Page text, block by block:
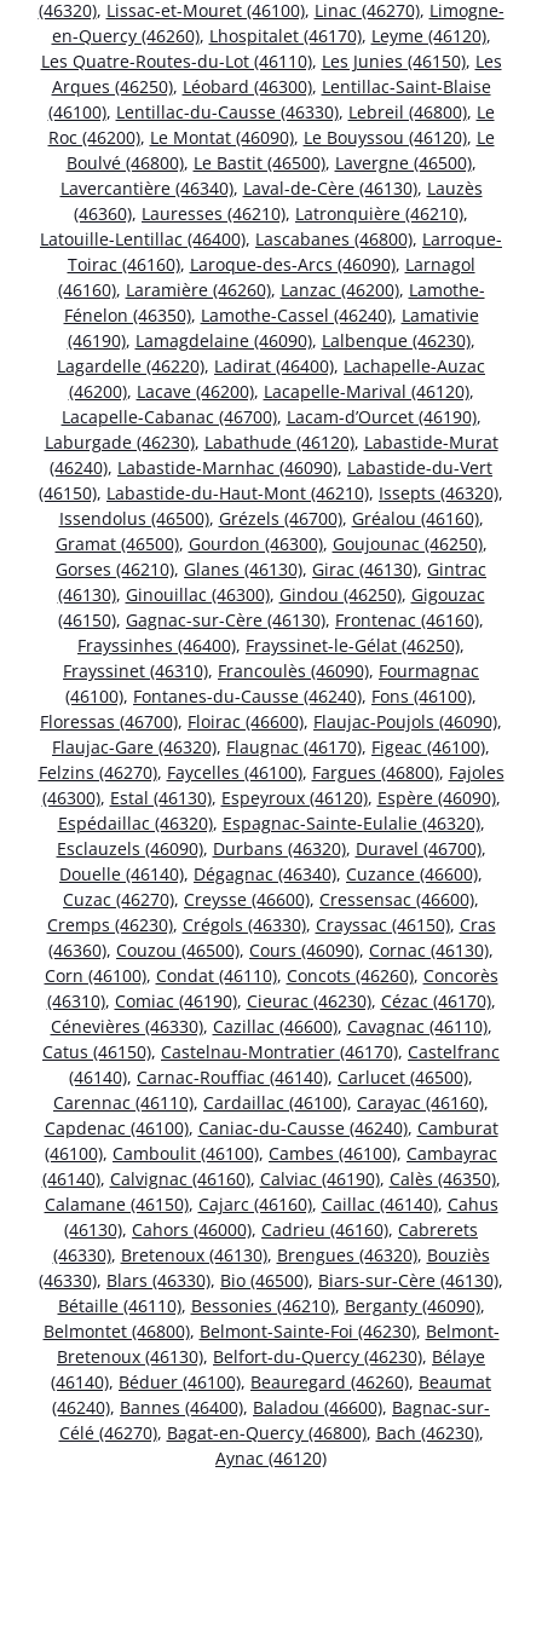
(46320), Lissac-et-Mouret (46100), Linac (46270), Limogne-
en-Quercy (46260), Lhospitalet (46170), Leyme (46120),
Les Quatre-Routes-du-Lot (46110), Les Junies (46150), Les
Arques (46250), Léobard (46300), Lentillac-Saint-Blaise
(46100), Lentillac-du-Causse (46330), Lebreil (46800), Le
Roc (46200), Le Montat (46090), Le Bouyssou (46120), Le
Boulvé (46800), Le Bastit (46500), Lavergne (46500),
Lavercantière (46340), Laval-de-Cère (46130), Lauzès
(46360), Lauresses (46210), Latronquière (46210),
Latouille-Lentillac (46400), Lascabanes (46800), Larroque-
Toirac (46160), Laroque-des-Arcs (46090), Larnagol
(46160), Laramière (46260), Lanzac (46200), Lamothe-
Fénelon (46350), Lamothe-Cassel (46240), Lamativie
(46190), Lamagdelaine (46090), Lalbenque (46230),
Lagardelle (46220), Ladirat (46400), Lachapelle-Auzac
(46200), Lacave (46200), Lacapelle-Marival (46120),
Lacapelle-Cabanac (46700), Lacam-d’Ourcet (46190),
Laburgade (46230), Labathude (46120), Labastide-Murat
(46240), Labastide-Marnhac (46090), Labastide-du-Vert
(46150), Labastide-du-Haut-Mont (46210), Issepts (46320),
Issendolus (46500), Grézels (46700), Gréalou (46160),
Gramat (46500), Gourdon (46300), Goujounac (46250),
Gorses (46210), Glanes (46130), Girac (46130), Gintrac
(46130), Ginouillac (46300), Gindou (46250), Gigouzac
(46150), Gagnac-sur-Cère (46130), Frontenac (46160),
Frayssinhes (46400), Frayssinet-le-Gélat (46250),
Frayssinet (46310), Francoulès (46090), Fourmagnac
(46100), Fontanes-du-Causse (46240), Fons (46100),
Floressas (46700), Floirac (46600), Flaujac-Poujols (46090),
Flaujac-Gare (46320), Flaugnac (46170), Figeac (46100),
Felzins (46270), Faycelles (46100), Fargues (46800), Fajoles
(46300), Estal (46130), Espeyroux (46120), Espère (46090),
Espédaillac (46320), Espagnac-Sainte-Eulalie (46320),
Esclauzels (46090), Durbans (46320), Duravel (46700),
Douelle (46140), Dégagnac (46340), Cuzance (46600),
Cuzac (46270), Creysse (46600), Cressensac (46600),
Cremps (46230), Crégols (46330), Crayssac (46150), Cras
(46360), Couzou (46500), Cours (46090), Cornac (46130),
Corn (46100), Condat (46110), Concots (46260), Concorès
(46310), Comiac (46190), Cieurac (46230), Cézac (46170),
Cénevières (46330), Cazillac (46600), Cavagnac (46110),
Catus (46150), Castelnau-Montratier (46170), Castelfranc
(46140), Carnac-Rouffiac (46140), Carlucet (46500),
Carennac (46110), Cardaillac (46100), Carayac (46160),
Capdenac (46100), Caniac-du-Causse (46240), Camburat
(46100), Camboulit (46100), Cambes (46100), Cambayrac
(46140), Calvignac (46160), Calviac (46190), Calès (46350),
Calamane (46150), Cajarc (46160), Caillac (46140), Cahus
(46130), Cahors (46000), Cadrieu (46160), Cabrerets
(46330), Bretenoux (46130), Brengues (46320), Bouziès
(46330), Blars (46330), Bio (46500), Biars-sur-Cère (46130),
Bétaille (46110), Bessonies (46210), Berganty (46090),
Belmontet (46800), Belmont-Sainte-Foi (46230), Belmont-
Bretenoux (46130), Belfort-du-Quercy (46230), Bélaye
(46140), Béduer (46100), Beauregard (46260), Beaumat
(46240), Bannes (46400), Baladou (46600), Bagnac-sur-
Célé (46270), Bagat-en-Quercy (46800), Bach (46230),
Aynac (46120)